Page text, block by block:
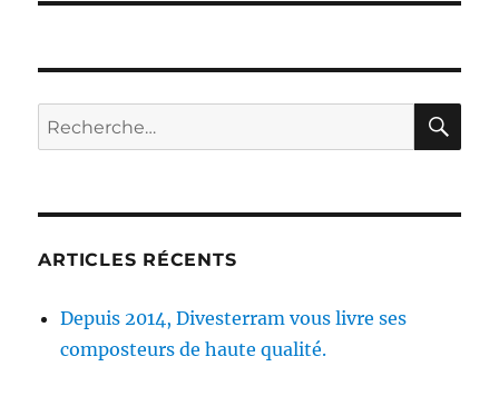
Recherche
pour :
ARTICLES RÉCENTS
Depuis 2014, Divesterram vous livre ses
composteurs de haute qualité.